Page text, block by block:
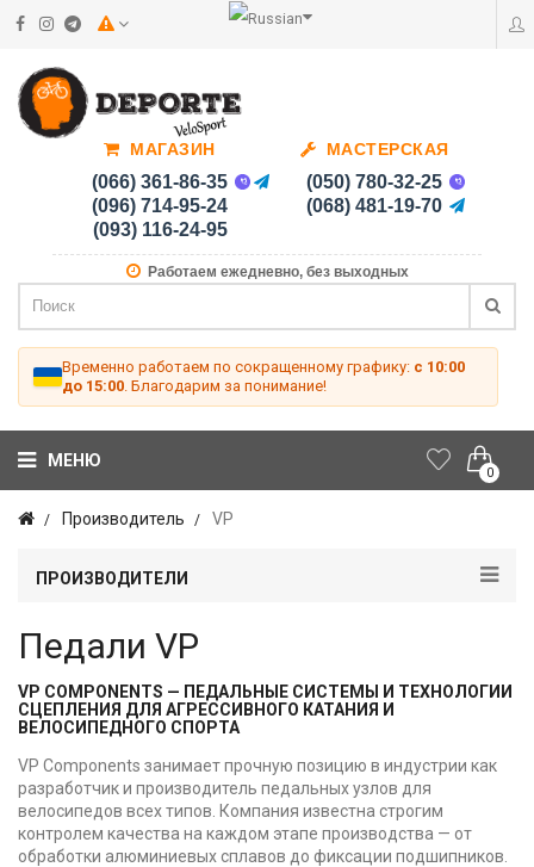
МАГАЗИН
(066) 361-86-35
(096) 714-95-24
(093) 116-24-95
МАСТЕРСКАЯ
(050) 780-32-25
(068) 481-19-70
Работаем ежедневно, без выходных
Временно работаем по сокращенному графику: с 10:00
до 15:00 . Благодарим за понимание!
0
МЕНЮ
Производитель VP
ПРОИЗВОДИТЕЛИ
Педали VP
VP COMPONENTS — ПЕДАЛЬНЫЕ СИСТЕМЫ И ТЕХНОЛОГИИ
СЦЕПЛЕНИЯ ДЛЯ АГРЕССИВНОГО КАТАНИЯ И
ВЕЛОСИПЕДНОГО СПОРТА
VP Components занимает прочную позицию в индустрии как
разработчик и производитель педальных узлов для
велосипедов всех типов. Компания известна строгим
контролем качества на каждом этапе производства — от
обработки алюминиевых сплавов до фиксации подшипников.